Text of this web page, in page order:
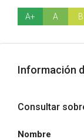
A+ A B
Información
Consultar
Nombre